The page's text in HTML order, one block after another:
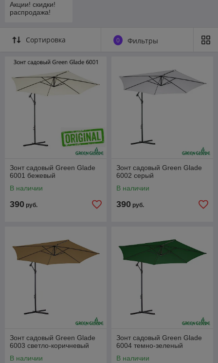
Акции! скидки!
распродажа!
Сортировка 0 Фильтры
Зонт садовый Green Glade
6001 бежевый
В наличии
390 руб.
Зонт садовый Green Glade
6002 серый
В наличии
390 руб.
Зонт садовый Green Glade
6003 светло-коричневый
В наличии
Зонт садовый Green Glade
6004 темно-зеленый
В наличии